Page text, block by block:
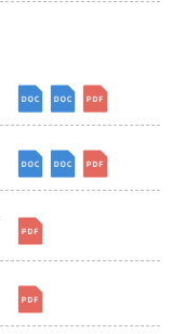
[檔案下載]附件一
[檔案下載]附
[檔案下
[檔案下載]附件二
[檔案下載]附
[檔案下
[檔案下載]附件三
[檔案下載]附件四